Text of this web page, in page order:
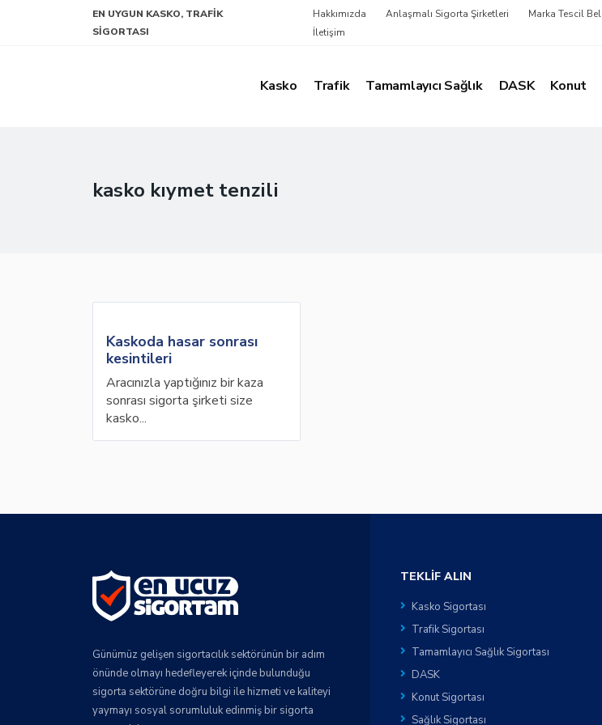
EN UYGUN KASKO, TRAFIK
SIGORTASI
Hakkımızda Anlaşmalı Sigorta Şirketleri Marka Tescil
İletişim
Kasko Trafik Tamamlayıcı Sağlık DASK Konut
kasko kıymet tenzili
Kaskoda hasar sonrası
kesintileri
Aracınızla yaptığınız bir kaza
sonrası sigorta şirketi size
kasko...
Günümüz gelişen sigortacılık sektörünün bir adım
önünde olmayı hedefleyerek içinde bulunduğu
sigorta sektörüne doğru bilgi ile hizmeti ve kaliteyi
yaymayı sosyal sorumluluk edinmiş bir sigorta
TEKLIF ALIN
Kasko Sigortası
Trafik Sigortası
Tamamlayıcı Sağlık Sigortası
DASK
Konut Sigortası
Sağlık Sigortası